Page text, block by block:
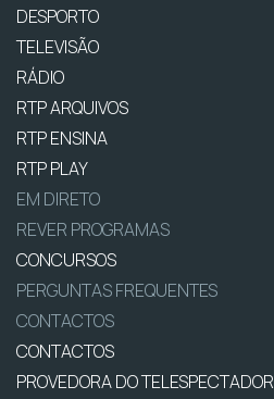
DESPORTO
TELEVISÃO
RÁDIO
RTP ARQUIVOS
RTP ENSINA
RTP PLAY
EM DIRETO
REVER PROGRAMAS
CONCURSOS
PERGUNTAS FREQUENTES
CONTACTOS
CONTACTOS
PROVEDORA DO TELESPECTADOR